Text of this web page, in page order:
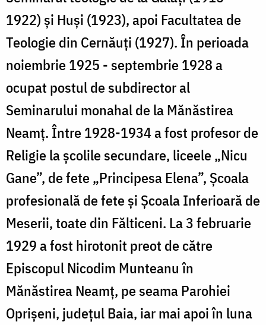
1922) și Huși (1923), apoi Facultatea de
Teologie din Cernăuți (1927). În perioada
noiembrie 1925 - septembrie 1928 a
ocupat postul de subdirector al
Seminarului monahal de la Mănăstirea
Neamț. Între 1928-1934 a fost profesor de
Religie la școlile secundare, liceele „Nicu
Gane”, de fete „Principesa Elena”, Școala
profesională de fete și Școala Inferioară de
Meserii, toate din Fălticeni. La 3 februarie
1929 a fost hirotonit preot de către
Episcopul Nicodim Munteanu în
Mănăstirea Neamț, pe seama Parohiei
Oprișeni, județul Baia, iar mai apoi în luna